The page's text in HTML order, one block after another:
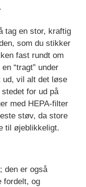
tag en stor, kraftig
som du stikker
fast rundt om
“tragt” under
vil alt det løse
for ud på
med HEPA-filter
støv, da store
til øjeblikkeligt.
den er også
fordelt, og